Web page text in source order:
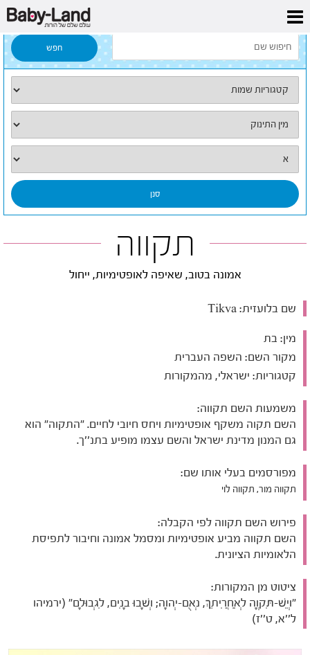
דף הבית
תקווה
אמונה בטוב, שאיפה לאופטימיות, ייחול
שם בלועזית:
מין: בת
מקור השם: השפה העברית
קטגוריות: ישראלי, מהמקורות
משמעות השם תקווה:
השם תקוה משקף אופטימיות ויחס חיובי לחיים. "התקוה" הוא
גם המנון מדינת ישראל והשם עצמו מופיע בתנ''ך.
מפורסמים בעלי אותו שם:
תקווה מור, תקווה לוי
פירוש השם תקווה לפי הקבלה:
השם תקווה מביע אופטימיות ומסמל אמונה וחיבור לתפיסת
הלאומיות הציונית.
ציטוט מן המקורות:
"וְיֵשׁ-תִּקְוָה לְאַחֲרִיתֵךְ, נְאֻם-יְהוָה; וְשָׁבוּ בָנִים, לִגְבוּלָם" (ירמיהו
ל''א, ט''ז)